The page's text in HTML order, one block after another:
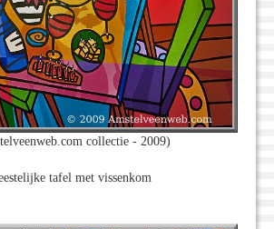
collectie - 2009)
tafel met vissenkom